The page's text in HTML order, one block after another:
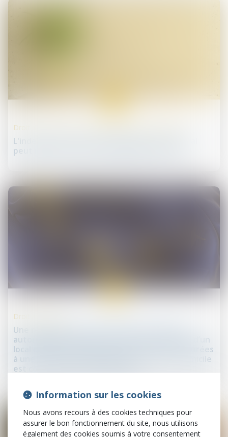
L'indemnité d'éviction du locataire commercial
peut inclure les frais de dépollution du site
Droit des sociétés commerciales et professionnelles
Une réglementation nationale soumettant à
autorisation la location, de manière répétée, d’un
local destiné à l’habitation pour de courtes durées
à une clientèle de passage qui n’y élit pas domicile
est conforme au droit de l’Union
Droit immobilier
Information sur les cookies
Nous avons recours à des cookies techniques pour
assurer le bon fonctionnement du site, nous utilisons
également des cookies soumis à votre consentement